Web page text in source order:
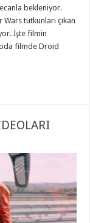
bekleniyor.
Wars tutkunları çıkan
İşte filmin
filmde Droid